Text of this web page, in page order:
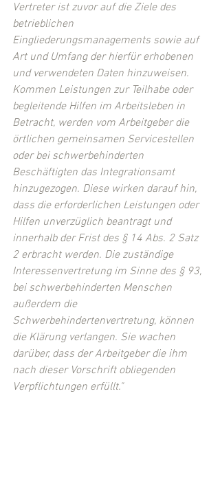
Vertreter ist zuvor auf die Ziele des
betrieblichen
Eingliederungsmanagements sowie auf
Art und Umfang der hierfür erhobenen
und verwendeten Daten hinzuweisen.
Kommen Leistungen zur Teilhabe oder
begleitende Hilfen im Arbeitsleben in
Betracht, werden vom Arbeitgeber die
örtlichen gemeinsamen Servicestellen
oder bei schwerbehinderten
Beschäftigten das Integrationsamt
hinzugezogen. Diese wirken darauf hin,
dass die erforderlichen Leistungen oder
Hilfen unverzüglich beantragt und
innerhalb der Frist des § 14 Abs. 2 Satz
2 erbracht werden. Die zuständige
Interessenvertretung im Sinne des § 93,
bei schwerbehinderten Menschen
außerdem die
Schwerbehindertenvertretung, können
die Klärung verlangen. Sie wachen
darüber, dass der Arbeitgeber die ihm
nach dieser Vorschrift obliegenden
Verpflichtungen erfüllt."